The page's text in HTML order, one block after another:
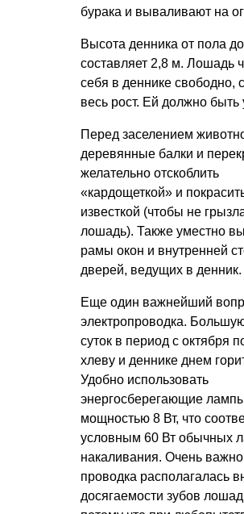
бурака и вываливают на
Высота денника от пола
составляет 2,8 м. Лошадь
себя в деннике свободно,
весь рост. Ей должно быть
Перед заселением
деревянные балки и
желательно отскоблить
«кардощеткой» и
известкой (чтобы не
лошадь). Также уместно
рамы окон и внутренней
дверей, ведущих в денник.
Еще один важнейший
электропроводка.
суток в период с октября
хлеву и деннике днем
Удобно использовать
энергосберегающие
мощностью 8 Вт, что
условным 60 Вт обычных
накаливания. Очень
проводка располагалась
досягаемости зубов